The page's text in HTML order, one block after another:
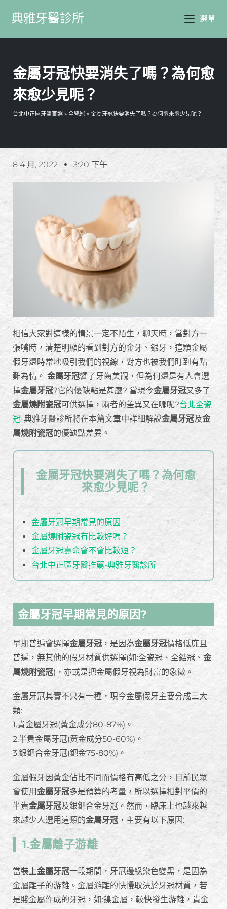
典雅牙醫診所 選單
金屬牙冠快要消失了嗎？為何愈
來愈少見呢？
台北中正區牙醫首選 » 全瓷冠 » 金屬牙冠快要消失了嗎？為何愈來愈少見呢？
8 4 月, 2022 3:20 下午
相信大家對這樣的情景一定不陌生，聊天時，當對方一
張嘴時，清楚明顯的看到對方的金牙、銀牙，這顆金屬
假牙還時常地吸引我們的視線，對方也被我們盯到有點
難為情。 金屬牙冠響了牙齒美觀，但為何還是有人會選
擇金屬牙冠?它的優缺點是甚麼? 當現今金屬牙冠又多了
金屬燒附瓷冠可供選擇，兩者的差異又在哪呢?台北全瓷
冠-典雅牙醫診所將在本篇文章中詳細解說金屬牙冠及金
屬燒附瓷冠的優缺點差異。
金屬牙冠快要消失了嗎？為何愈
來愈少見呢？
金屬牙冠早期常見的原因
金屬燒附瓷冠有比較好嗎？
金屬牙冠壽命會不會比較短？
台北中正區牙醫推薦-典雅牙醫診所
金屬牙冠早期常見的原因?
早期普遍會選擇金屬牙冠 ，是因為金屬牙冠價格低廉且
普遍，無其他的假牙材質供選擇(如:全瓷冠、全鋯冠、金
屬燒附瓷冠)，亦或是把金屬假牙視為財富的象徵。
金屬牙冠其實不只有一種，現今金屬假牙主要分成三大
類:
1.貴金屬牙冠(黃金成分80-87%)。
2.半貴金屬牙冠(黃金成分50-60%)。
3.銀鈀合金牙冠(鈀金75-80%)。
金屬假牙因黃金佔比不同而價格有高低之分，目前民眾
會使用金屬牙冠多是預算的考量，所以選擇相對平價的
半貴金屬牙冠及銀鈀合金牙冠。然而，臨床上也越來越
來越少人選用這類的金屬牙冠 ，主要有以下原因:
1.金屬離子游離
當裝上金屬牙冠一段期間，牙冠邊緣染色變黑，是因為
金屬離子的游離。金屬游離的快慢取決於牙冠材質，若
是賤金屬作成的牙冠，如:鎳金屬，較快發生游離，貴金